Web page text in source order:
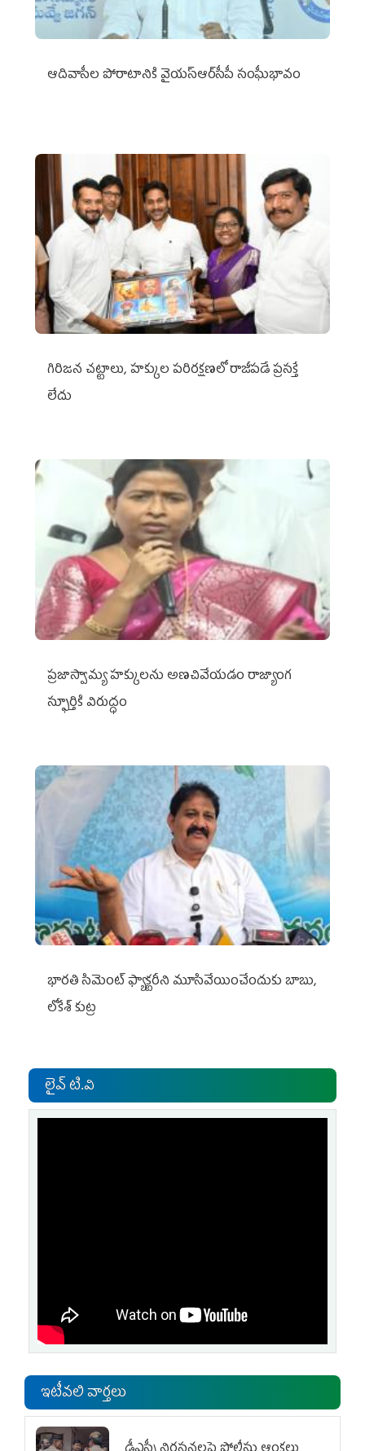
ఆదివాసీల పోరాటానికి వైయ‌స్ఆర్‌సీపీ సంఘీభావం
గిరిజన చట్టాలు, హక్కుల పరిరక్షణలో రాజీపడే ప్రసక్తే
లేదు
ప్రజాస్వామ్య హక్కులను అణచివేయడం రాజ్యాంగ
స్ఫూర్తికి విరుద్ధం
భారతి సిమెంట్ ఫ్యాక్టరీని మూసివేయించేందుకు బాబు,
లోకేశ్ కుట్ర
లైవ్ టి.వి
ఇటీవలి వార్తలు